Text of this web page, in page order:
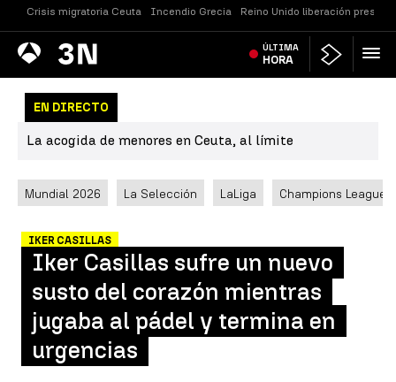
Crisis migratoria Ceuta Incendio Grecia Reino Unido liberación presos
Antena
3 Noticias ÚLTIMA
HORA
EN DIRECTO
La acogida de menores en Ceuta, al límite
Mundial 2026 La Selección LaLiga Champions League
IKER CASILLAS
Iker Casillas sufre un nuevo
susto del corazón mientras
jugaba al pádel y termina en
urgencias